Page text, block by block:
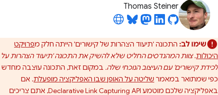
Thomas Steiner
שימו לב: התכונה 'תיעוד הצהרות של קישורים' הייתה חלק מפרויקט
היכולות.צוות המהנדסים החליט שלא להשיק את התכונה 'תיעוד הצהרות על
לכידת קישורים' עם העיצוב הנוכחי שלה. במקום זאת, התכונה עוצבה מחדש
כפי שמתואר במאמר שליטה על האופן שבו האפליקציה מופעלת. אם
באפליקציה שלכם מוטמע Declarative Link Capturing API, אתם צריכים